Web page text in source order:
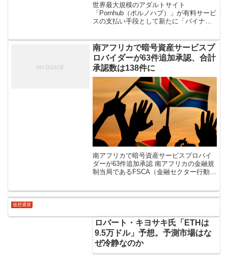
世界最大規模のアダルトサイト
「Pornhub（ポルノハブ）」が有料サービ
スの支払い手段として新たに「バイナン
通貨を追加したことが明らかになりまし
[…]
南アフリカで暗号資産サービスプ
ロバイダーが63件追加承認、合計
承認数は138件に
南アフリカで暗号資産サービスプロバイ
ダーが63件追加承認 南アフリカの金融規
制当局であるFSCA（金融セクター行動監
承認したことを7月2日発表し […]
仮想通貨
ロバート・キヨサキ氏「ETHは
9.5万ドル」予想。予測市場はな
ぜ冷静なのか